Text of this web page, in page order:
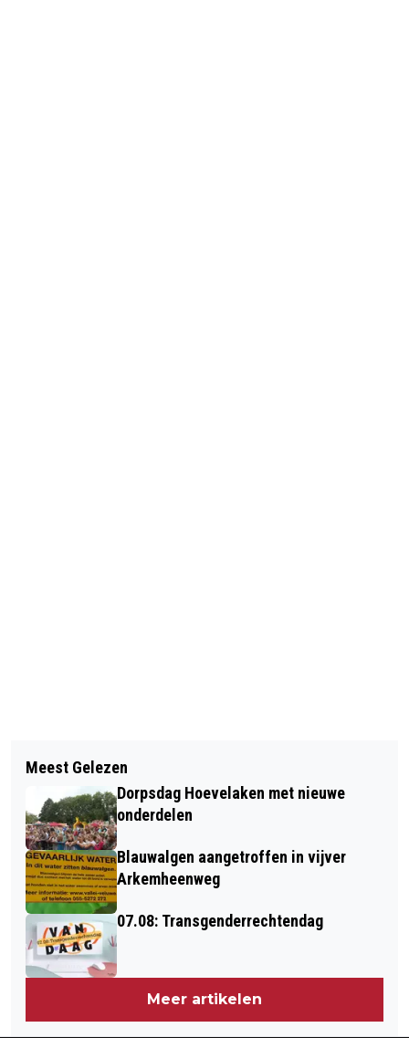
18 APRIL: THEATER OVERHOOP
GERBEN VIESTER VIERT 25 JAAR
FRITS EVENTS (VIDEO)
Meest Gelezen
Dorpsdag Hoevelaken met nieuwe
onderdelen
Blauwalgen aangetroffen in vijver
Arkemheenweg
07.08: Transgenderrechtendag
Meer artikelen